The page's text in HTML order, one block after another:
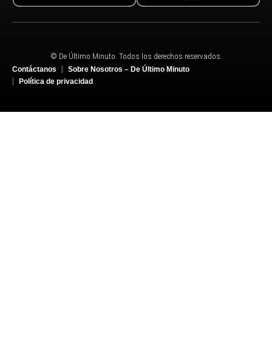
© De Último Minuto. Todos los derechos reservados.
Contáctanos
Sobre Nosotros – De Último Minuto
Política de privacidad